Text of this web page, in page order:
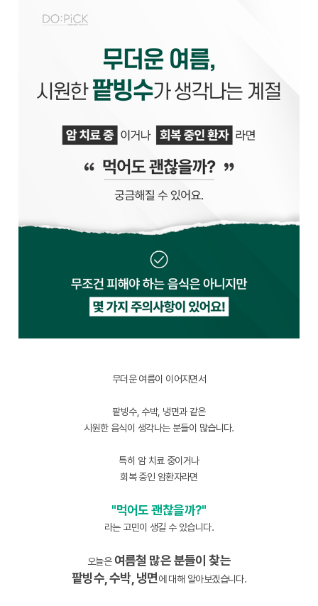
무더운 여름이 이어지면서
팥빙수, 수박, 냉면과 같은
시원한 음식이 생각나는 분들이 많습니다.
특히 암 치료 중이거나
회복 중인 암환자라면
"먹어도 괜찮을까?"
라는 고민이 생길 수 있습니다.
오늘은여름철 많은 분들이 찾는
팥빙수, 수박, 냉면에 대해 알아보겠습니다.